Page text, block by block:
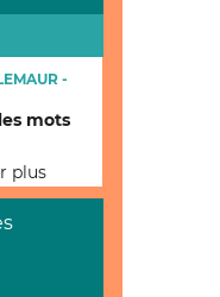
-
mots
plus